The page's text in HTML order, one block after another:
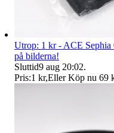
Utrop: 1 kr - ACE Sephia
på bilderna!
Sluttid9 aug 20:02.
Pris:1 kr,Eller Köp nu 69